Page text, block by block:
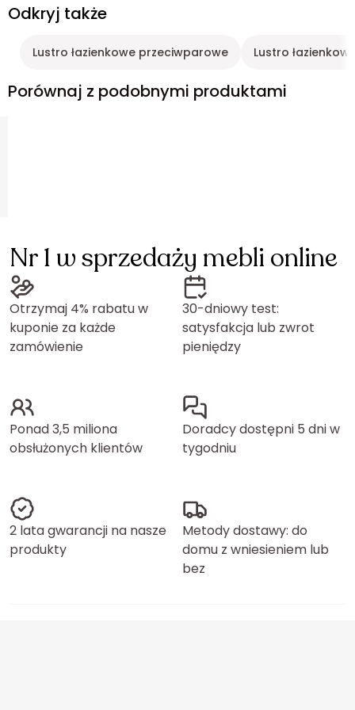
Odkryj także
Lustro łazienkowe przeciwparowe Lustro
Porównaj z podobnymi produktami
Nr 1 w sprzedaży mebli online
Otrzymaj 4% rabatu w
kuponie za każde
zamówienie
30-dniowy test:
satysfakcja lub zwrot
pieniędzy
Ponad 3,5 miliona
obsłużonych klientów
Doradcy dostępni 5 dni w
tygodniu
2 lata gwarancji na nasze
produkty
Metody dostawy: do
domu z wniesieniem lub
bez